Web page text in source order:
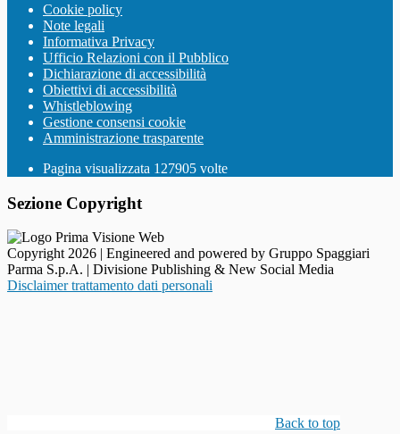
Cookie policy
Note legali
Informativa Privacy
Ufficio Relazioni con il Pubblico
Dichiarazione di accessibilità
Obiettivi di accessibilità
Whistleblowing
Gestione consensi cookie
Amministrazione trasparente
Pagina visualizzata 127905 volte
Sezione Copyright
Copyright 2026 | Engineered and powered by Gruppo Spaggiari
Parma S.p.A. | Divisione Publishing & New Social Media
Disclaimer trattamento dati personali
Back to top